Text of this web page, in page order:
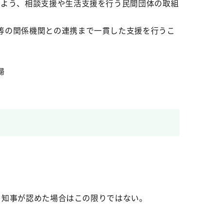
う、相談支援や生活支援を行う民間団体の取組
関係機関との連携まで一貫した支援を行うこ
事が認めた場合はこの限りではない。